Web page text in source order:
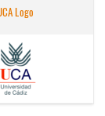
Logo